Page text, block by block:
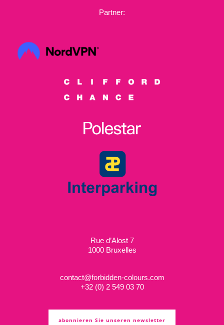
Partner:
Rue d’Alost 7
1000 Bruxelles
contact@forbidden-colours.com
+32 (0) 2 549 03 70
abonnieren Sie unseren newsletter